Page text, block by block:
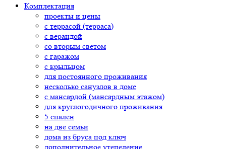
Комплектация
проекты и цены
с террасой (терраса)
с верандой
со вторым светом
с гаражом
с крыльцом
для постоянного проживания
несколько санузлов в доме
с мансардой (мансардным этажом)
для круглогодичного проживания
5 спален
на две семьи
дома из бруса под ключ
дополнительное утепеление